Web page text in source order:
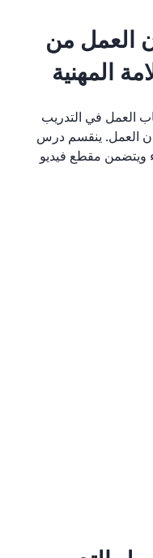
العمل من
المهنية
العمل في التدريب
العمل. ينقسم درس
ويتضمن مقطع فيديو